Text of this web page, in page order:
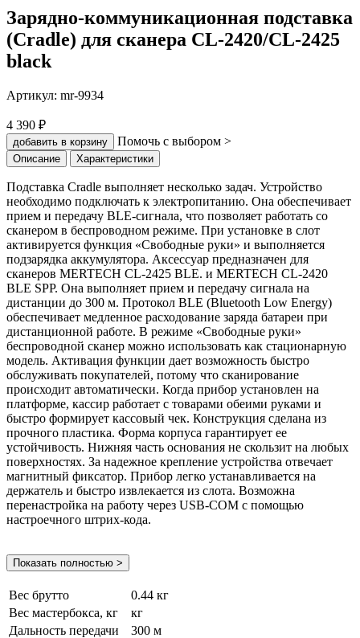
Зарядно-коммуникационная подставка
(Cradle) для сканера CL-2420/CL-2425
black
Артикул: mr-9934
4 390 ₽
добавить в корзину Помочь с выбором >
Описание Характеристики
Подставка Cradle выполняет несколько задач. Устройство
необходимо подключать к электропитанию. Она обеспечивает
прием и передачу BLE-сигнала, что позволяет работать со
сканером в беспроводном режиме. При установке в слот
активируется функция «Свободные руки» и выполняется
подзарядка аккумулятора. Аксессуар предназначен для
сканеров MERTECH CL-2425 BLE. и MERTECH CL-2420
BLE SPP. Она выполняет прием и передачу сигнала на
дистанции до 300 м. Протокол BLE (Bluetooth Low Energy)
обеспечивает медленное расходование заряда батареи при
дистанционной работе. В режиме «Свободные руки»
беспроводной сканер можно использовать как стационарную
модель. Активация функции дает возможность быстро
обслуживать покупателей, потому что сканирование
происходит автоматически. Когда прибор установлен на
платформе, кассир работает с товарами обеими руками и
быстро формирует кассовый чек. Конструкция сделана из
прочного пластика. Форма корпуса гарантирует ее
устойчивость. Нижняя часть основания не скользит на любых
поверхностях. За надежное крепление устройства отвечает
магнитный фиксатор. Прибор легко устанавливается на
держатель и быстро извлекается из слота. Возможна
перенастройка на работу через USB-COM с помощью
настроечного штрих-кода.
Показать полностью >
Вес брутто
0.44 кг
Вес мастербокса, кг
кг
Дальность передачи
300 м